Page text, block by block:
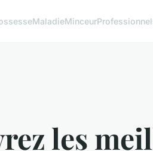
MaladieMinceur
les